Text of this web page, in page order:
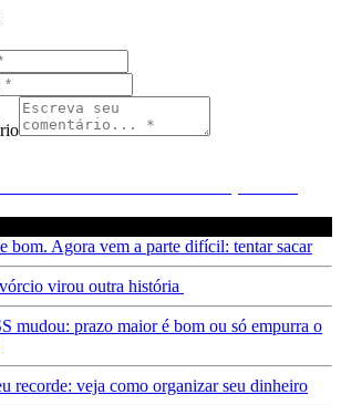
bom. Agora vem a parte difícil: tentar sacar
virou outra história
mudou: prazo maior é bom ou só empurra o
recorde: veja como organizar seu dinheiro